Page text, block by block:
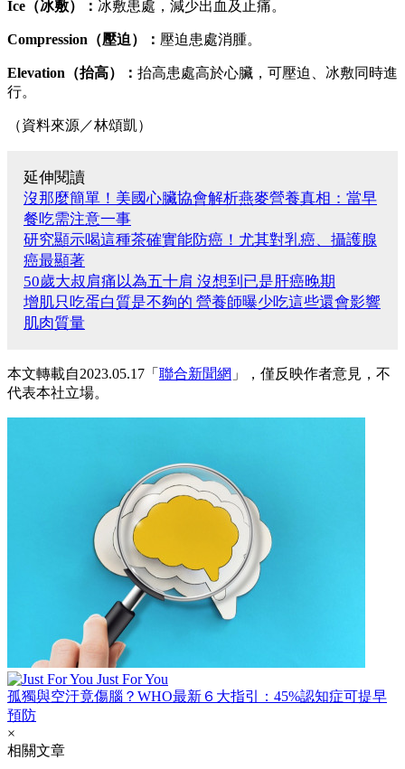
Ice（冰敷）： 冰敷患處，減少出血及止痛。
Compression（壓迫）： 壓迫患處消腫。
Elevation（抬高）： 抬高患處高於心臟，可壓迫、冰敷同時進
行。
（資料來源／林頌凱）
延伸閱讀
沒那麼簡單！美國心臟協會解析燕麥營養真相：當早
餐吃需注意一事
研究顯示喝這種茶確實能防癌！尤其對乳癌、攝護腺
癌最顯著
50歲大叔肩痛以為五十肩 沒想到已是肝癌晚期
增肌只吃蛋白質是不夠的 營養師曝少吃這些還會影響
肌肉質量
本文轉載自2023.05.17「 聯合新聞網 」，僅反映作者意見，不
代表本社立場。
Just For You
孤獨與空汙竟傷腦？WHO最新６大指引：45%認知症可提早
預防
×
相關文章